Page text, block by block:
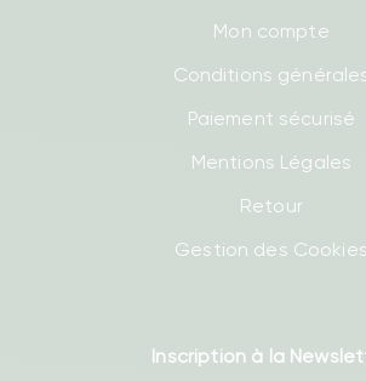
Mon compte
Conditions
Paiement sécurisé
Mentions Légales
Retour
Gestion des Cookies
Inscription à la